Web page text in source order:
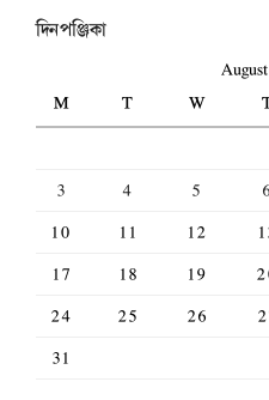
দিনপঞ্জিকা
M
T W
3
4 5 6
10
11 12
17
18 19
24
25 26
31